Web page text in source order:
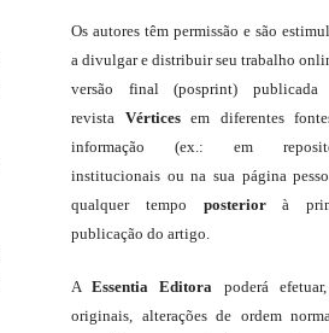
Os autores têm permissão e são
a divulgar e distribuir seu trabalho
versão final (posprint) publicada
revista Vérticesem diferentes
informação (ex.: em
institucionais ou na sua página
qualquer tempo posteriorà
publicação do artigo.
AEssentia Editora poderá
originais, alterações de ordem